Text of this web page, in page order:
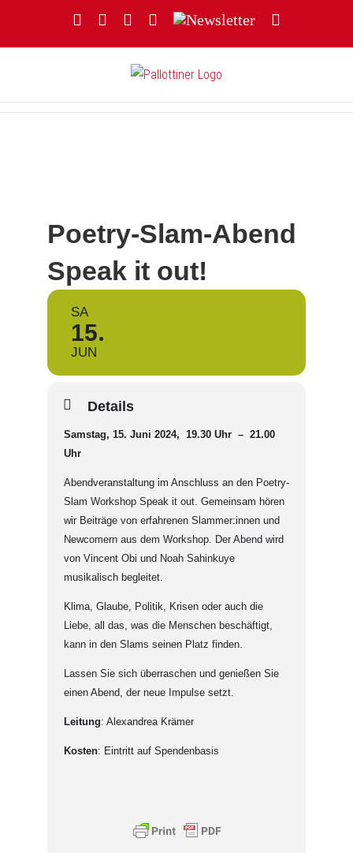
FacebookYouTubeInstagram
Threads
Newsletter
Poetry-Slam-Abend
Speak it out!
SA
15
JUN
Details
Samstag, 15. Juni 2024, 19.30 Uhr – 21.00
Uhr
Abendveranstaltung im Anschluss an den Poetry-
Slam Workshop Speak it out. Gemeinsam hören
wir Beiträge von erfahrenen Slammer:innen und
Newcomern aus dem Workshop. Der Abend wird
von Vincent Obi und Noah Sahinkuye
musikalisch begleitet.
Klima, Glaube, Politik, Krisen oder auch die
Liebe, all das, was die Menschen beschäftigt,
kann in den Slams seinen Platz finden.
Lassen Sie sich überraschen und genießen Sie
einen Abend, der neue Impulse setzt.
Leitung: Alexandrea Krämer
Kosten: Eintritt auf Spendenbasis